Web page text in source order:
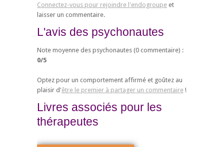
Connectez-vous pour rejoindre l'endogroupe et
laisser un commentaire.
L'avis des psychonautes
Note moyenne des psychonautes (0 commentaire) :
0/5
Optez pour un comportement affirmé et goûtez au
plaisir d'être le premier à partager un commentaire !
Livres associés pour les
thérapeutes